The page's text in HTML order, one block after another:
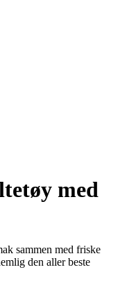
med
sammen med friske
den aller beste